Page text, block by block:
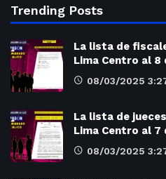
Trending Posts
La lista de
Lima Centro al
08/03/2025
La lista de
Lima Centro al
08/03/2025